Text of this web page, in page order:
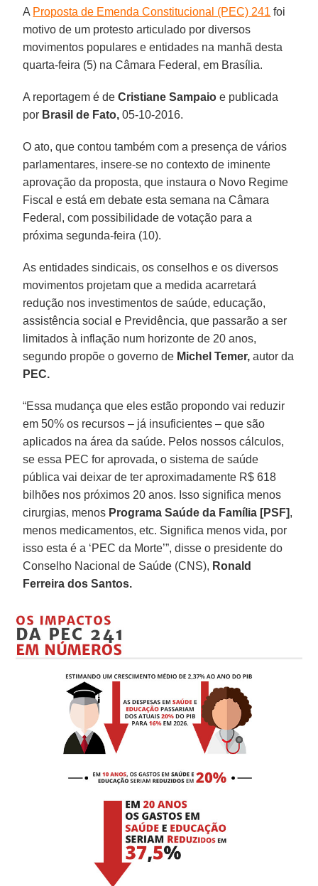
A Proposta de Emenda Constitucional (PEC) 241 foi
motivo de um protesto articulado por diversos
movimentos populares e entidades na manhã desta
quarta-feira (5) na Câmara Federal, em Brasília.
A reportagem é deCristiane Sampaio e publicada
por Brasil de Fato, 05-10-2016.
O ato, que contou também com a presença de vários
parlamentares, insere-se no contexto de iminente
aprovação da proposta, que instaura o Novo Regime
Fiscal e está em debate esta semana na Câmara
Federal, com possibilidade de votação para a
próxima segunda-feira (10).
As entidades sindicais, os conselhos e os diversos
movimentos projetam que a medida acarretará
redução nos investimentos de saúde, educação,
assistência social e Previdência, que passarão a ser
limitados à inflação num horizonte de 20 anos,
segundo propõe o governo de Michel Temer, autor da
PEC.
“Essa mudança que eles estão propondo vai reduzir
em 50% os recursos – já insuficientes – que são
aplicados na área da saúde. Pelos nossos cálculos,
se essa PEC for aprovada, o sistema de saúde
pública vai deixar de ter aproximadamente R$ 618
bilhões nos próximos 20 anos. Isso significa menos
cirurgias, menos Programa Saúde da Família [PSF],
menos medicamentos, etc. Significa menos vida, por
isso esta é a ‘PEC da Morte’”, disse o presidente do
Conselho Nacional de Saúde (CNS), Ronald
Ferreira dos Santos.